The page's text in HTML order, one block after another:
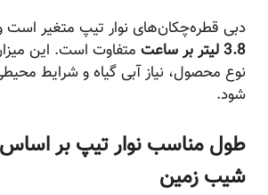
دبی قطره‌چکان‌های نوار تیپ متغیر است
3.8 لیتر بر ساعت
متفاوت است. این
نوع محصول، نیاز آبی گیاه و شرایط
شود.
طول مناسب نوار تیپ بر
شیب زمین